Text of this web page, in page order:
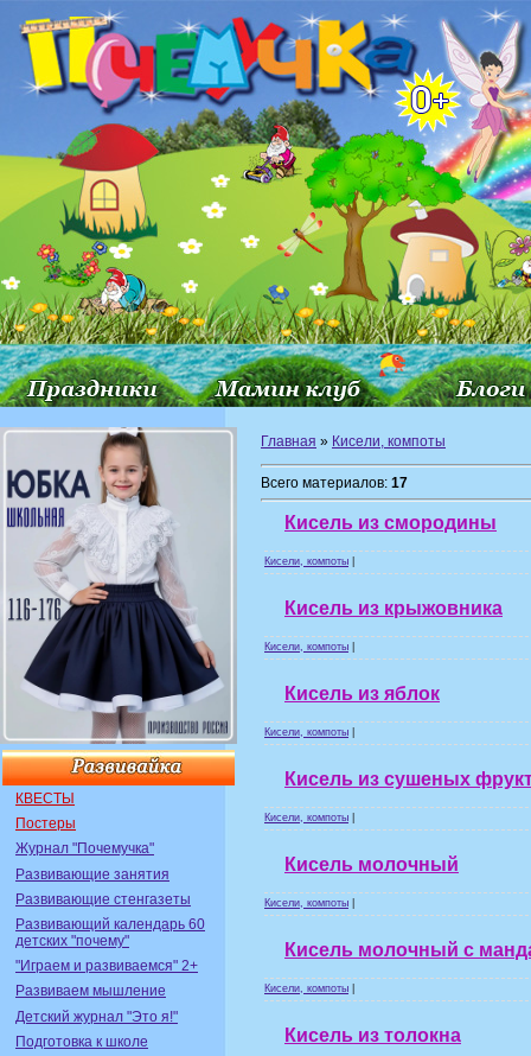
КВЕСТЫ
Постеры
Журнал "Почемучка"
Развивающие занятия
Развивающие стенгазеты
Развивающий календарь 60
детских "почему"
"Играем и развиваемся" 2+
Развиваем мышление
Детский журнал "Это я!"
Подготовка к школе
Главная » Кисели, компоты
Всего материалов: 17
Кисель из смородины
Кисели, компоты
Кисель из крыжовника
Кисели, компоты
Кисель из яблок
Кисели, компоты
Кисель из сушеных
Кисели, компоты
Кисель молочный
Кисели, компоты
Кисель молочный с
Кисели, компоты
Кисель из толокна